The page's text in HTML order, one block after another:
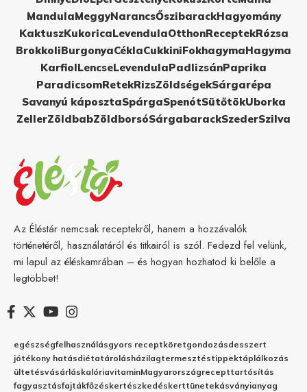
MandulaMeggyNarancsŐszibarackHagyomány
KaktuszKukoricaLevendulaOtthonReceptekRózsa
BrokkoliBurgonyaCéklaCukkiniFokhagymaHagyma
KarfiolLencseLevendulaPadlizsánPaprika
ParadicsomRetekRizsZöldségekSárgarépa
Savanyú káposztaSpárgaSpenótSütőtökUborka
ZellerZöldbabZöldborsóSárgabarackSzederSzilva
Az Éléstár nemcsak receptekről, hanem a hozzávalók
történetéről, használatáról és titkairól is szól. Fedezd fel velünk,
mi lapul az éléskamrában – és hogyan hozhatod ki belőle a
legtöbbet!
egészségfelhasználásgyors receptköretgondozásdesszert
jótékony hatásdiétatárolásházilagtermesztéstippektáplálkozás
ültetésvásárláskalóriavitaminMagyarországrecepttartósítás
fagyasztásfajtákfőzéskertészkedéskerttünetekásványianyag